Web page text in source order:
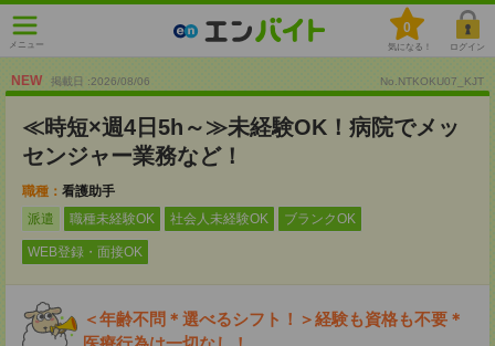
メニュー
0
気になる！ ログイン
NEW 掲載日 :2026/08/06 No.NTKOKU07_KJT
≪時短×週4日5h～≫未経験OK！病院でメッ
センジャー業務など！
職種： 看護助手
派遣
職種未経験OK 社会人未経験OK ブランクOK
WEB登録・面接OK
＜年齢不問＊選べるシフト！＞経験も資格も不要＊